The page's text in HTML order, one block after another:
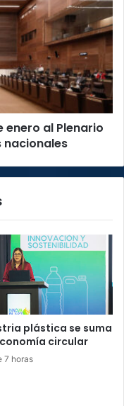
enero al Plenario
nacionales
plástica se suma
circular
7 horas